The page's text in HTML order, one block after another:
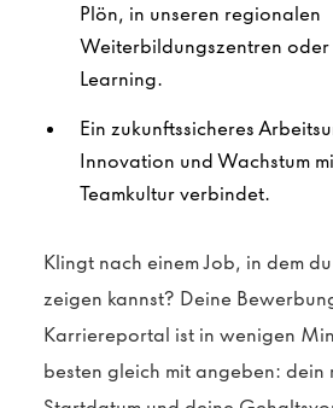
Plön, in unseren regionalen
Weiterbildungszentren oder
Learning.
Ein zukunftssicheres
Innovation und Wachstum
Teamkultur verbindet.
Klingt nach einem Job, in dem
zeigen kannst? Deine
Karriereportal ist in wenigen
besten gleich mit angeben: dein